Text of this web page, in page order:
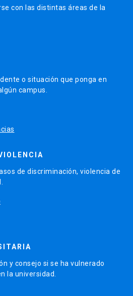
con las distintas áreas de la
o situación que ponga en
campus.
de discriminación, violencia de
y consejo si se ha vulnerado
la universidad.